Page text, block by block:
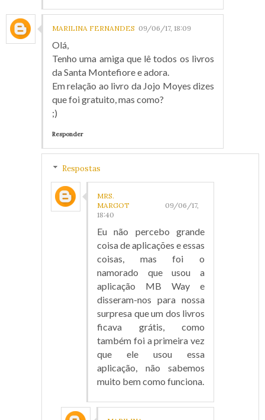
MARILINA FERNANDES 09/06/17, 18:09
Olá,
Tenho uma amiga que lê todos os livros
da Santa Montefiore e adora.
Em relação ao livro da Jojo Moyes dizes
que foi gratuito, mas como?
;)
Responder
Respostas
MRS.
MARGOT
09/06/17,
18:40
Eu não percebo grande
coisa de aplicações e essas
coisas, mas foi o
namorado que usou a
aplicação MB Way e
disseram-nos para nossa
surpresa que um dos livros
ficava grátis, como
também foi a primeira vez
que ele usou essa
aplicação, não sabemos
muito bem como funciona.